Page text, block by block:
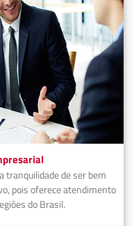
tranquilidade de ser bem
pois oferece atendimento
do Brasil.